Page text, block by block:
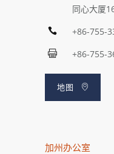
同心大厦
+86-755-
+86-755-
地图
加州办公室